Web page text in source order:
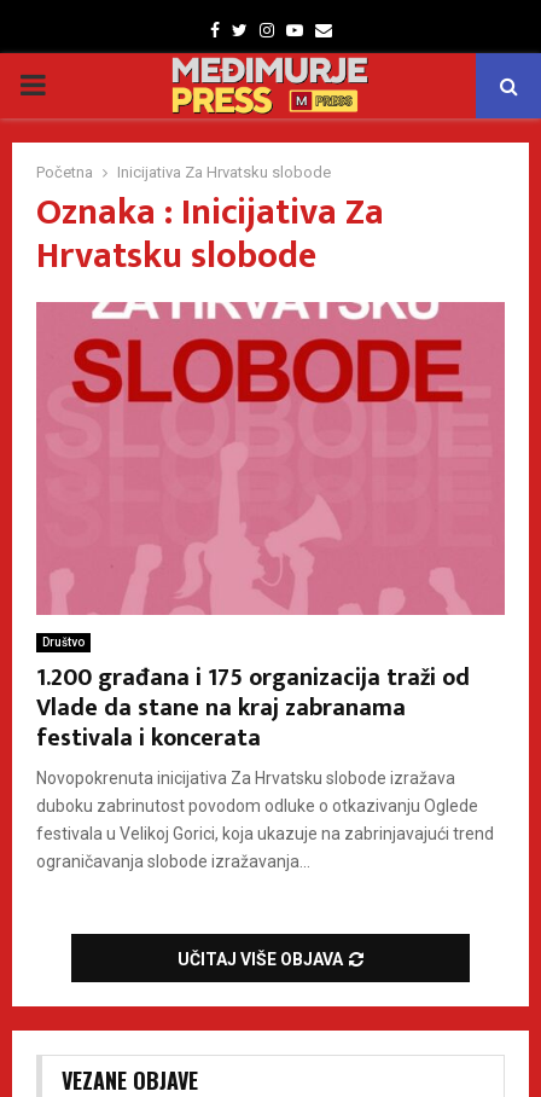
Facebook
TwitterInstagram
Youtube
Email
PRIMARY
MENU
Početna Inicijativa Za Hrvatsku slobode
Oznaka : Inicijativa Za
Hrvatsku slobode
Društvo
1.200 građana i 175 organizacija traži od
Vlade da stane na kraj zabranama
festivala i koncerata
Novopokrenuta inicijativa Za Hrvatsku slobode izražava
duboku zabrinutost povodom odluke o otkazivanju Oglede
festivala u Velikoj Gorici, koja ukazuje na zabrinjavajući trend
ograničavanja slobode izražavanja...
UČITAJ VIŠE OBJAVA
VEZANE OBJAVE